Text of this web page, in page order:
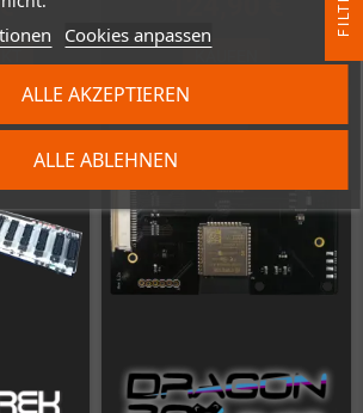
Cookies anpassen
ALLE ABLEHNEN
ALLE AKZEPTIEREN